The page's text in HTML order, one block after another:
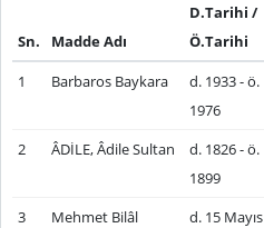
Sn. Madde Adı
D.Tarihi /
Ö.Tarihi
1
Barbaros Baykara
d. 1933 - ö.
1976
2 ÂDİLE, Âdile Sultan
d. 1826 - ö.
1899
3 Mehmet Bilâl
d. 15 Mayıs